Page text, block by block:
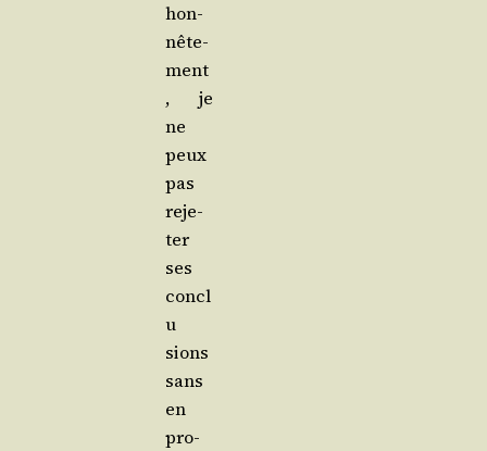
hon­
nê­te­
ment
, je
ne
peux
pas
reje­
ter
ses
concl
u­
sions
sans
en
pro­